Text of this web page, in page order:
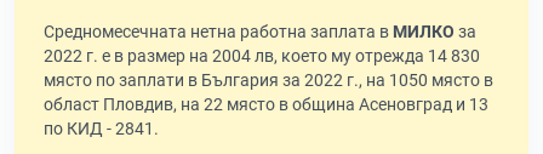
Средномесечната нетна работна заплата в МИЛКО за
2022 г. е в размер на 2004 лв, което му отрежда 14 830
място по заплати в България за 2022 г., на 1050 място в
област Пловдив, на 22 място в община Асеновград и 13
по КИД - 2841.